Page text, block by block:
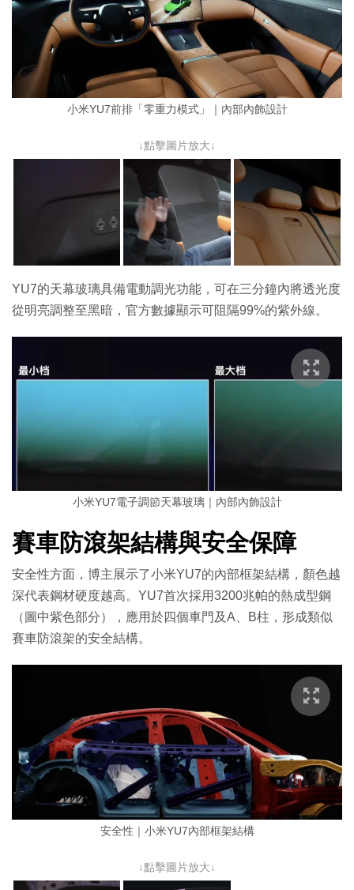
小米YU7前排「零重力模式」｜內部內飾設計
↓點擊圖片放大↓
YU7的天幕玻璃具備電動調光功能，可在三分鐘內將透光度
從明亮調整至黑暗，官方數據顯示可阻隔99%的紫外線。
小米YU7電子調節天幕玻璃｜內部內飾設計
賽車防滾架結構與安全保障
安全性方面，博主展示了小米YU7的內部框架結構，顏色越
深代表鋼材硬度越高。YU7首次採用3200兆帕的熱成型鋼
（圖中紫色部分），應用於四個車門及A、B柱，形成類似
賽車防滾架的安全結構。
安全性｜小米YU7內部框架結構
↓點擊圖片放大↓